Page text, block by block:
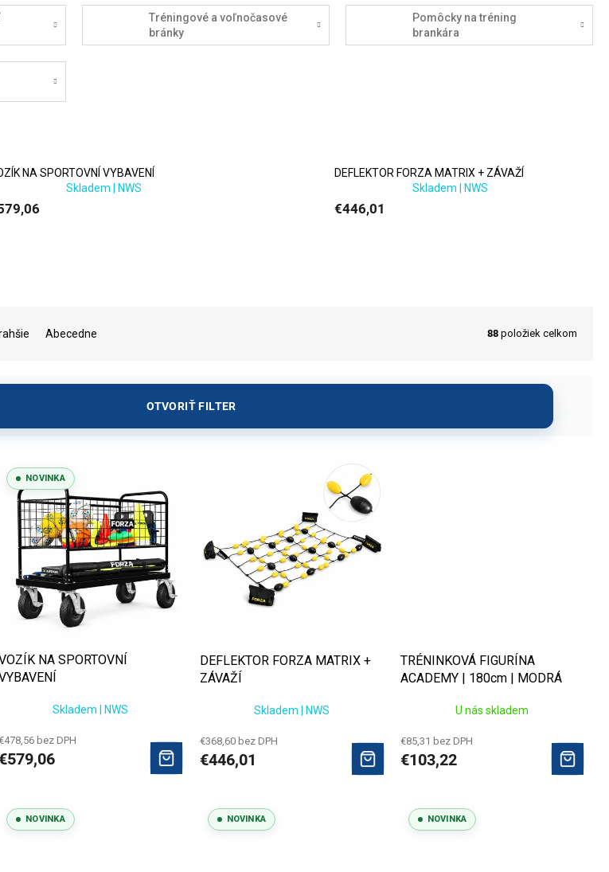
Tréningové a voľnočasové
bránky
Pomôcky na tréning
brankára
NA SPORTOVNÍ VYBAVENÍ
Skladem | NWS
DEFLEKTOR FORZA MATRIX + ZÁVAŽÍ
Skladem | NWS
€446,01
Abecedne 88 položiek celkom
OTVORIŤ FILTER
NOVINKA
NA SPORTOVNÍ
Skladem | NWS
bez DPH
DEFLEKTOR FORZA MATRIX +
ZÁVAŽÍ
Skladem | NWS
€368,60 bez DPH
€446,01
TRÉNINKOVÁ FIGURÍNA
ACADEMY | 180cm | MODRÁ
U nás skladem
€85,31 bez DPH
€103,22
NOVINKA NOVINKA NOVINKA